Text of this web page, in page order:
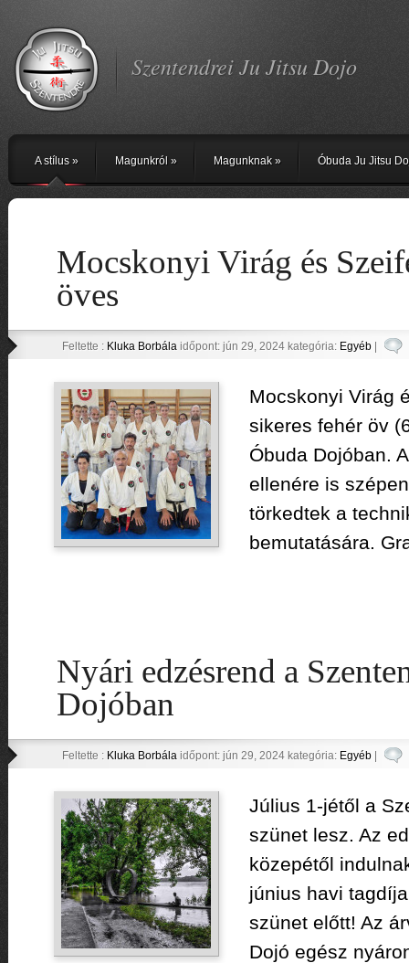
Szentendrei Ju Jitsu Dojo
A stílus» Magunkról » Magunknak» Óbuda Ju Jitsu
Mocskonyi Virág és
öves
Feltette : Kluka Borbálaidőpont: jún 29, 2024 kategória: Egyéb|
Mocskonyi Virág
sikeres fehér öv
Óbuda Dojóban.
ellenére is
törkedtek a
bemutatására.
Nyári edzésrend a
Dojóban
Feltette : Kluka Borbálaidőpont: jún 29, 2024 kategória: Egyéb|
Július 1-jétől a
szünet lesz. Az
közepétől
június havi
szünet előtt! Az
Dojó egész